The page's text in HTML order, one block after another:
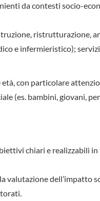
da contesti socio-
ristrutturazione,
e infermieristico);
con particolare
(es. bambini, giovani,
chiari e realizzabili
valutazione dell’impatto